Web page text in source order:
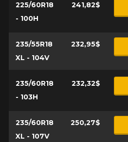
225/60R18
- 100H
241,82$
235/55R18
XL - 104V
232,95$
235/60R18
- 103H
232,32$
235/60R18
XL - 107V
250,27$